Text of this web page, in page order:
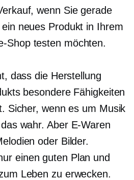
wenn Sie gerade
neues Produkt in Ihrem
Shop testen möchten.
dass die Herstellung
besondere Fähigkeiten
Sicher, wenn es um Musik
wahr. Aber E-Waren
oder Bilder.
einen guten Plan und
Leben zu erwecken.